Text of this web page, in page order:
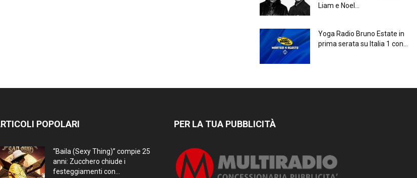
Liam e Noel...
Yoga Radio Bruno Estate in
prima serata su Italia 1 con...
POPOLARI
“Baila (Sexy Thing)” compie 25
anni: Zucchero chiude i
festeggiamenti con...
PER LA TUA PUBBLICITÀ